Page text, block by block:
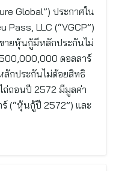
Global”) ประกาศใน
Pass, LLC (“VGCP”)
ายหุ้นกู้มีหลักประกันไม่
ดอลลาร์
ลักประกันไม่ด้อยสิทธิ
ถ่ถอนปี 2572 มีมูลค่า
(“หุ้นกู้ปี 2572”) และ